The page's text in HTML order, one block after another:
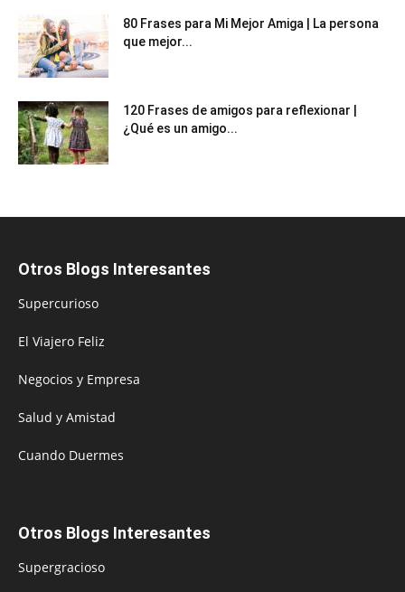
80 Frases para Mi Mejor Amiga | La persona
que mejor...
120 Frases de amigos para reflexionar |
¿Qué es un amigo...
Otros Blogs Interesantes
Supercurioso
El Viajero Feliz
Negocios y Empresa
Salud y Amistad
Cuando Duermes
Otros Blogs Interesantes
Supergracioso